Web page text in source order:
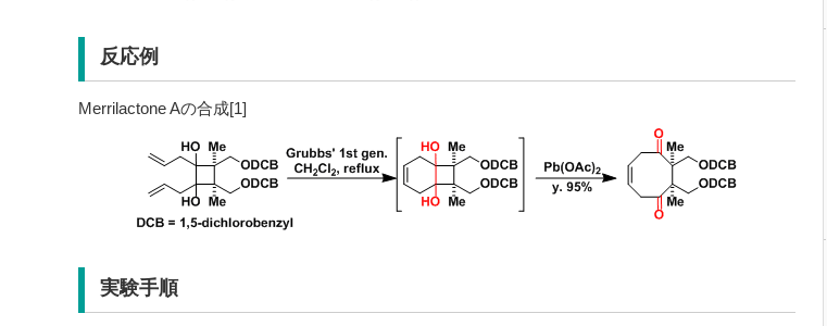
反応例
Merrilactone Aの合成[1]
実験手順